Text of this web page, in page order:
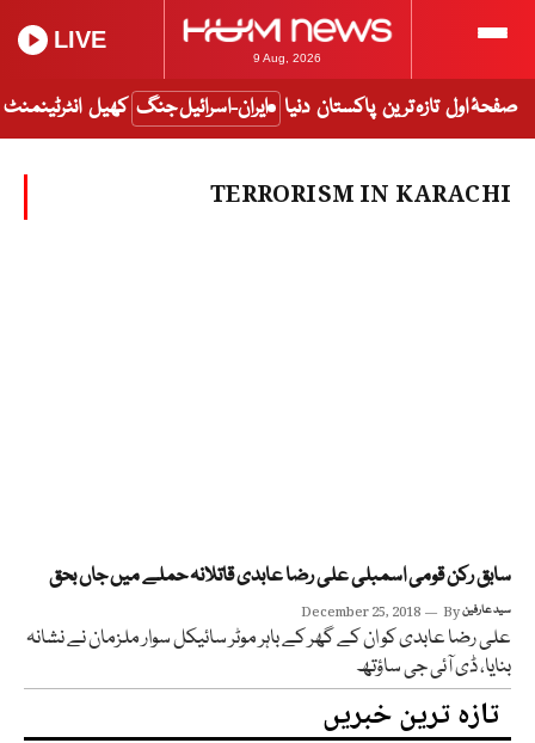
9 Aug, 2026
LIVE
صفحۂ اول تازہ ترین پاکستان دنیا ایران-اسرائیل جنگ کھیل انٹرٹینمنٹ
TERRORISM IN KARACHI
سابق رکن قومی اسمبلی علی رضا عابدی قاتلانہ حملے میں جاں بحق
December 25, 2018 Byسید عارفین
علی رضا عابدی کو ان کے گھر کے باہر موٹر سائیکل سوار ملزمان نے نشانہ
بنایا، ڈی آئی جی ساؤتھ
تازہ ترین خبریں